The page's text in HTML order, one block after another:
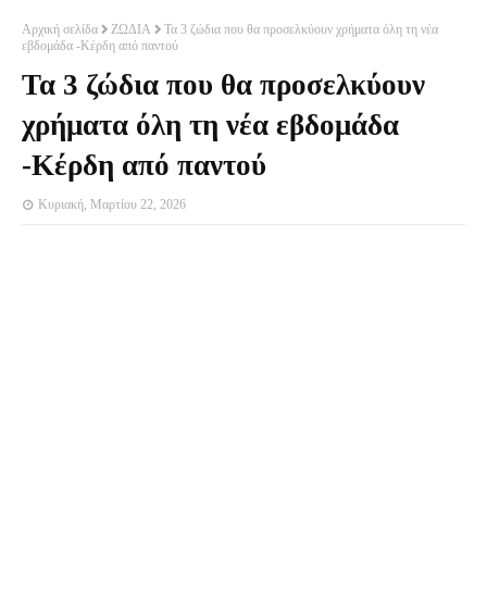
Αρχική σελίδα ΖΩΔΙΑ
Τα 3 ζώδια που θα προσελκύουν χρήματα όλη τη νέα
εβδομάδα -Κέρδη από παντού
Τα 3 ζώδια που θα προσελκύουν
χρήματα όλη τη νέα εβδομάδα
-Κέρδη από παντού
Κυριακή, Μαρτίου 22, 2026